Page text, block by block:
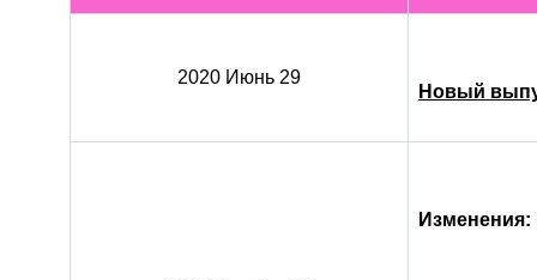
2020 Июнь 29
Новый
Изменения: